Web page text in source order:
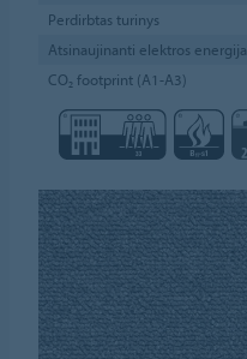
Perdirbtas turinys
Atsinaujinanti elektros energija
CO₂ footprint (A1-A3)